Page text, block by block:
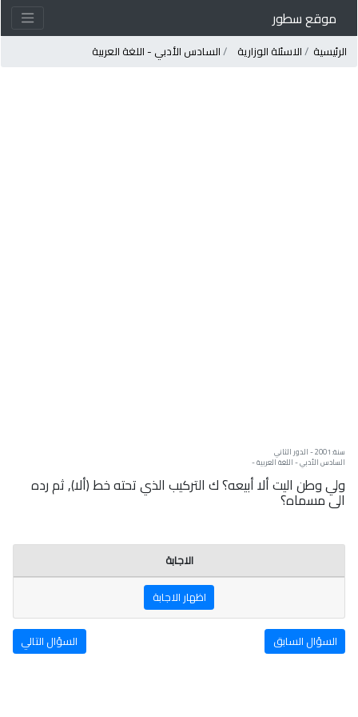
موقع سطور
الرئيسية الاسئلة الوزارية السادس الأدبي - اللغة العربية
سنة: 2001 - الدور الثاني
السادس الأدبي - اللغة العربية -
ولي وطن اليت ألا أبيعه؟ ك التركيب الذي تحته خط (ألا), ثم رده
الى مسماه؟
الاجابة
اظهار الاجابة
السؤال السابق السؤال التالي